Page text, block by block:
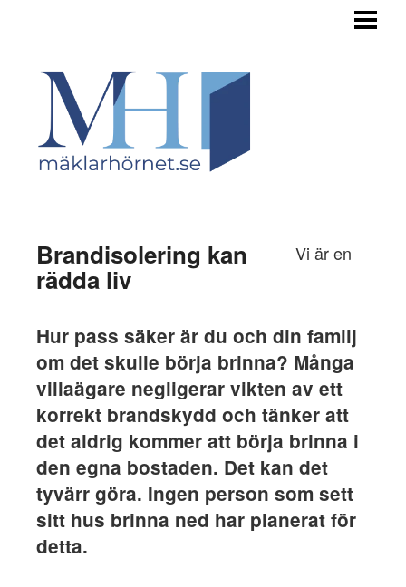
STEGET FÖRE
INFÖR FÖRSÄLJNING
OM BUDGIVNINGEN
Brandisolering kan
rädda liv
Hur pass säker är du och din familj
om det skulle börja brinna? Många
villaägare negligerar vikten av ett
korrekt brandskydd och tänker att
det aldrig kommer att börja brinna i
den egna bostaden. Det kan det
tyvärr göra. Ingen person som sett
sitt hus brinna ned har planerat för
detta.
Vi är en